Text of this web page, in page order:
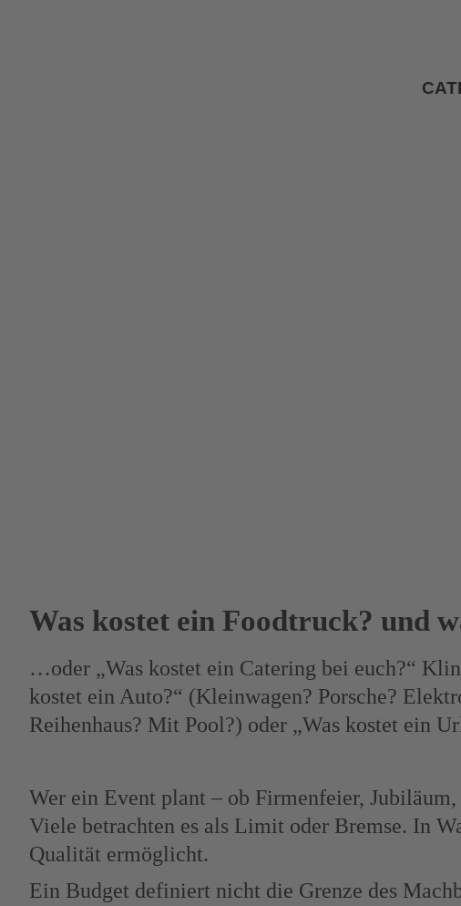
Was kostet ein Foodtruck? und
…oder „Was kostet ein Catering bei euch?“
kostet ein Auto?“ (Kleinwagen? Porsche?
Reihenhaus? Mit Pool?) oder „Was kostet ein
Wer ein Event plant – ob Firmenfeier,
Viele betrachten es als Limit oder Bremse. In
Qualität ermöglicht.
Ein Budget definiert nicht die Grenze des